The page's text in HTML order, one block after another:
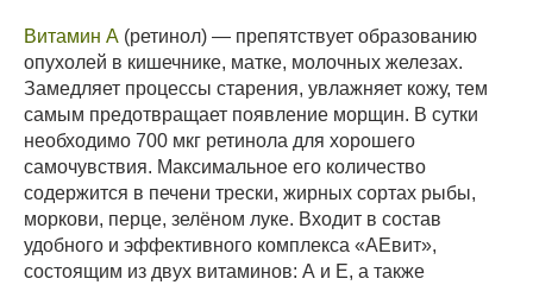
Витамин А (ретинол) — препятствует образованию
опухолей в кишечнике, матке, молочных железах.
Замедляет процессы старения, увлажняет кожу, тем
самым предотвращает появление морщин. В сутки
необходимо 700 мкг ретинола для хорошего
самочувствия. Максимальное его количество
содержится в печени трески, жирных сортах рыбы,
моркови, перце, зелёном луке. Входит в состав
удобного и эффективного комплекса «АЕвит»,
состоящим из двух витаминов: А и Е, а также